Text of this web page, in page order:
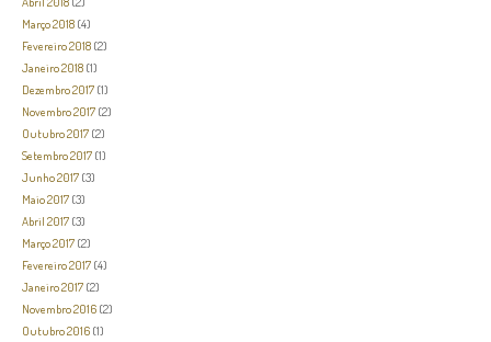
Março 2018 (4)
Fevereiro 2018 (2)
Janeiro 2018 (1)
Dezembro 2017 (1)
Novembro 2017 (2)
Outubro 2017 (2)
Setembro 2017 (1)
Junho 2017 (3)
Maio 2017 (3)
Abril 2017 (3)
Março 2017 (2)
Fevereiro 2017 (4)
Janeiro 2017 (2)
Novembro 2016 (2)
Outubro 2016 (1)